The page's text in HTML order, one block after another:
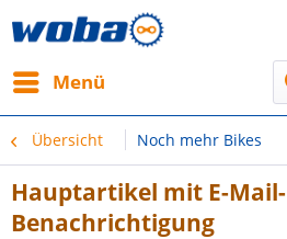
Menü
Übersicht Noch mehr Bikes
Hauptartikel mit E-Mail-
Benachrichtigung